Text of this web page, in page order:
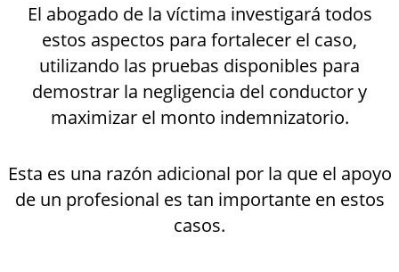
El abogado de la víctima investigará todos
estos aspectos para fortalecer el caso,
utilizando las pruebas disponibles para
demostrar la negligencia del conductor y
maximizar el monto indemnizatorio.
Esta es una razón adicional por la que el apoyo
de un profesional es tan importante en estos
casos.